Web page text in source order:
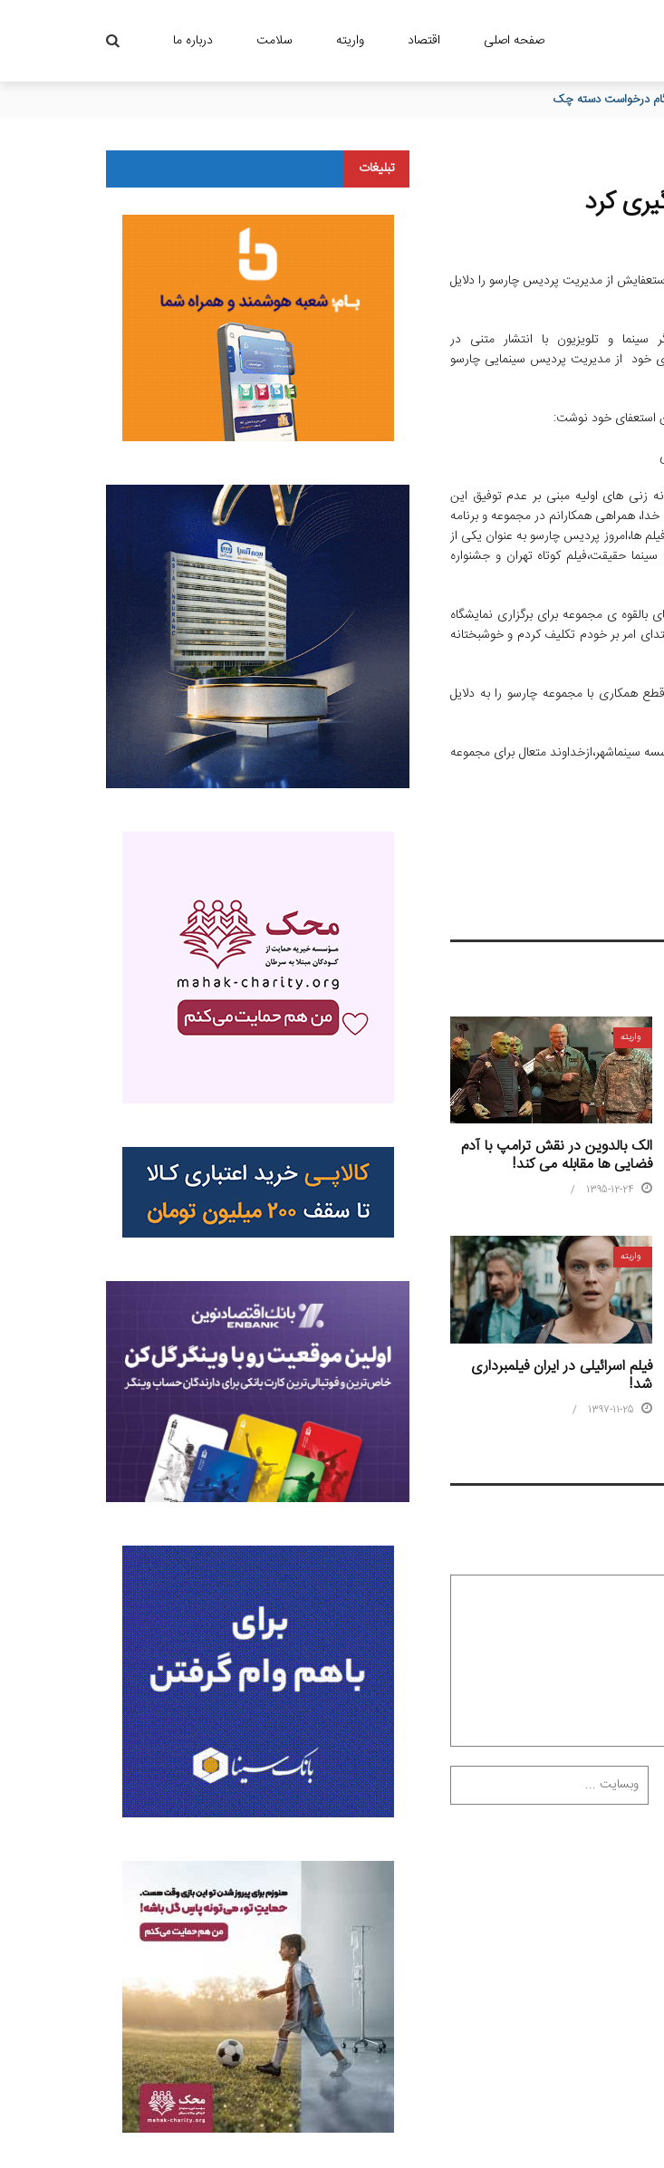
صفحه اصلی اقتصاد واریته سلامت درباره ما
کرد
از مدیریت پردیس چارسو را دلایل
سینما و تلویزیون با انتشار متنی در
خود از مدیریت پردیس سینمایی چارسو
استعفای خود نوشت:
زنی های اولیه مبنی بر عدم توفیق این
همراهی همکارانم در مجموعه و برنامه
ها،امروز پردیس چارسو به عنوان یکی از
حقیقت،فیلم کوتاه تهران و جشنواره
ی مجموعه برای برگزاری نمایشگاه
امر بر خودم تکلیف کردم و خوشبختانه
به قطع همکاری با مجموعه چارسو را به دلایل
سینماشهر،ازخداوند متعال برای مجموعه
واریته
الک بالدوین در نقش ترامپ با آدم
فضایی ها مقابله می کند!
1395-12-24
واریته
فیلم اسرائیلی در ایران فیلمبرداری
شد!
1397-11-25
تبلیغات